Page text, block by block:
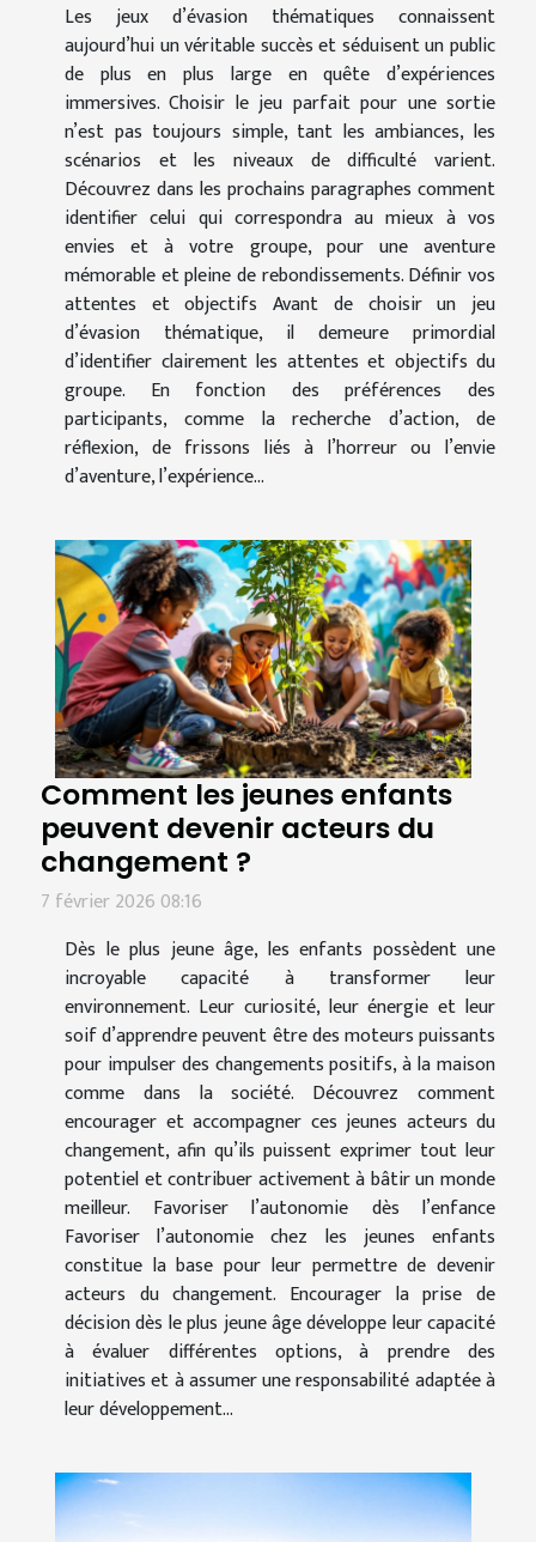
Les jeux d’évasion thématiques connaissent
aujourd’hui un véritable succès et séduisent un public
de plus en plus large en quête d’expériences
immersives. Choisir le jeu parfait pour une sortie
n’est pas toujours simple, tant les ambiances, les
scénarios et les niveaux de difficulté varient.
Découvrez dans les prochains paragraphes comment
identifier celui qui correspondra au mieux à vos
envies et à votre groupe, pour une aventure
mémorable et pleine de rebondissements. Définir vos
attentes et objectifs Avant de choisir un jeu
d’évasion thématique, il demeure primordial
d’identifier clairement les attentes et objectifs du
groupe. En fonction des préférences des
participants, comme la recherche d’action, de
réflexion, de frissons liés à l’horreur ou l’envie
d’aventure, l’expérience...
Comment les jeunes enfants
peuvent devenir acteurs du
changement ?
7 février 2026 08:16
Dès le plus jeune âge, les enfants possèdent une
incroyable capacité à transformer leur
environnement. Leur curiosité, leur énergie et leur
soif d’apprendre peuvent être des moteurs puissants
pour impulser des changements positifs, à la maison
comme dans la société. Découvrez comment
encourager et accompagner ces jeunes acteurs du
changement, afin qu’ils puissent exprimer tout leur
potentiel et contribuer activement à bâtir un monde
meilleur. Favoriser l’autonomie dès l’enfance
Favoriser l’autonomie chez les jeunes enfants
constitue la base pour leur permettre de devenir
acteurs du changement. Encourager la prise de
décision dès le plus jeune âge développe leur capacité
à évaluer différentes options, à prendre des
initiatives et à assumer une responsabilité adaptée à
leur développement...